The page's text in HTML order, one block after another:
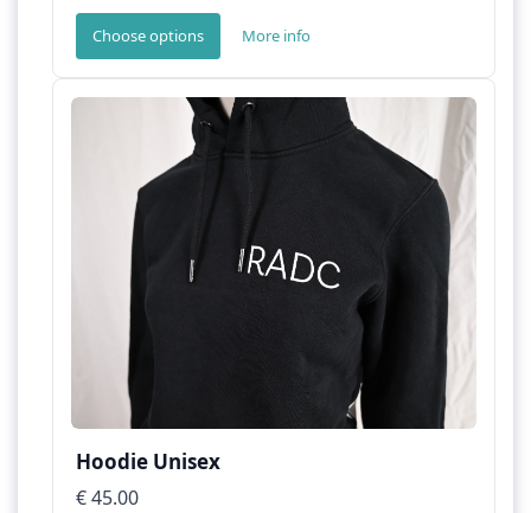
Choose options More info
Hoodie Unisex
€ 45.00